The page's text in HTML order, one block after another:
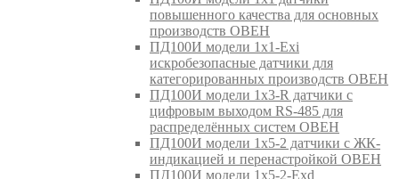
повышенного качества для основных
производств ОВЕН
ПД100И модели 1х1-Exi
искробезопасные датчики для
категорированных производств ОВЕН
ПД100И модели 1х3-R датчики с
цифровым выходом RS-485 для
распределённых систем ОВЕН
ПД100И модели 1х5-2 датчики с ЖК-
индикацией и перенастройкой ОВЕН
ПД100И модели 1х5-2-Exd